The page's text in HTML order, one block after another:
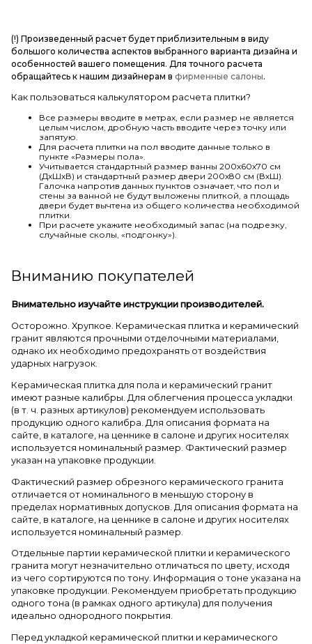
(!) Произведенный расчет будет приблизительным в виду
большого количества аспектов выбранного варианта дизайна и
особенностей вашего помещения. Для точного расчета
обращайтесь к нашим дизайнерам в фирменные салоны.
Как пользоваться калькулятором расчета плитки?
Все размеры вводите в метрах, если размер не является
целым числом, дробную часть вводите через точку или
запятую.
Для расчета плитки на пол вводите данные только в
пункте «Размеры пола».
Учитывается стандартный размер ванны 200х60х70 см
(ДхШхВ) и стандартный размер двери 200х80 см (ВхШ).
Галочка напротив данных пунктов означает, что пол и
стены за ванной не будут выложены плиткой, а площадь
двери будет вычтена из общего количества необходимой
плитки.
При расчете укажите необходимый запас (на подрезку,
случайные сколы, «подгонку»).
Вниманию покупателей
Внимательно изучайте инструкции производителей.
Осторожно. Хрупкое. Керамическая плитка и керамический
гранит являются прочными отделочными материалами,
однако их необходимо предохранять от воздействия
ударных нагрузок.
Керамическая плитка для пола и керамический гранит
имеют разные калибры. Для облегчения процесса укладки
(в т. ч. разных артикулов) рекомендуем использовать
продукцию одного калибра. Для описания формата на
сайте, в каталоге, на ценнике в салоне и других носителях
используется номинальный размер. Фактический размер
указан на упаковке продукции.
Фактический размер обрезного керамического гранита
отличается от номинального в меньшую сторону в
пределах нормативных допусков. Для описания формата на
сайте, в каталоге, на ценнике в салоне и других носителях
используется номинальный размер.
Отдельные партии керамической плитки и керамического
гранита могут незначительно отличаться по цвету, исходя
из чего сортируются по тону. Информация о тоне указана на
упаковке продукции. Рекомендуем приобретать продукцию
одного тона (в рамках одного артикула) для получения
идеально однородного покрытия.
Перед укладкой керамической плитки и керамического